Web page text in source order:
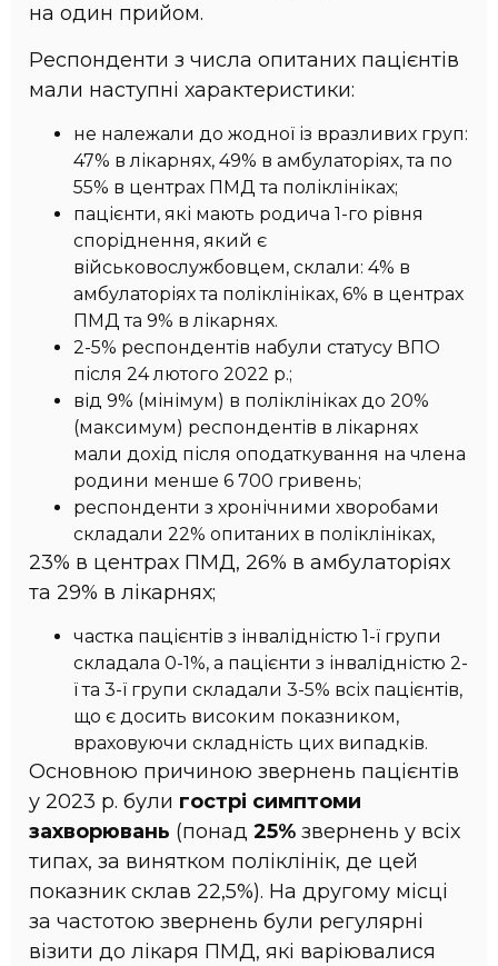
на один прийом.
Респонденти з числа опитаних пацієнтів
мали наступні характеристики:
не належали до жодної із вразливих груп:
47% в лікарнях, 49% в амбулаторіях, та по
55% в центрах ПМД та поліклініках;
пацієнти, які мають родича 1-го рівня
споріднення, який є
військовослужбовцем, склали: 4% в
амбулаторіях та поліклініках, 6% в центрах
ПМД та 9% в лікарнях.
2-5% респондентів набули статусу ВПО
після 24 лютого 2022 р.;
від 9% (мінімум) в поліклініках до 20%
(максимум) респондентів в лікарнях
мали дохід після оподаткування на члена
родини менше 6 700 гривень;
респонденти з хронічними хворобами
складали 22% опитаних в поліклініках,
23% в центрах ПМД, 26% в амбулаторіях
та 29% в лікарнях;
частка пацієнтів з інвалідністю 1-ї групи
складала 0-1%, а пацієнти з інвалідністю 2-
ї та 3-ї групи складали 3-5% всіх пацієнтів,
що є досить високим показником,
враховуючи складність цих випадків.
Основною причиною звернень пацієнтів
у 2023 р. були гострі симптоми
захворювань (понад 25% звернень у всіх
типах, за винятком поліклінік, де цей
показник склав 22,5%). На другому місці
за частотою звернень були регулярні
візити до лікаря ПМД, які варіювалися